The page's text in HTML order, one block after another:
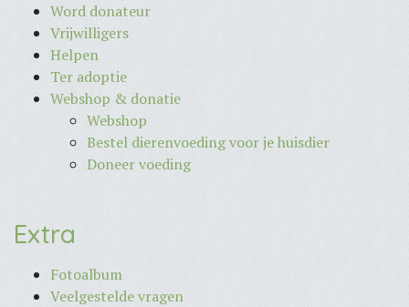
Word donateur
Vrijwilligers
Helpen
Ter adoptie
Webshop & donatie
Webshop
Bestel dierenvoeding voor je huisdier
Doneer voeding
Extra
Fotoalbum
Veelgestelde vragen